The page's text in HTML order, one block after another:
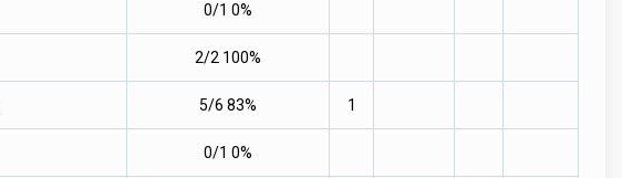
0/1 0%
2/2 100%
5/6 83% 1
0/1 0%